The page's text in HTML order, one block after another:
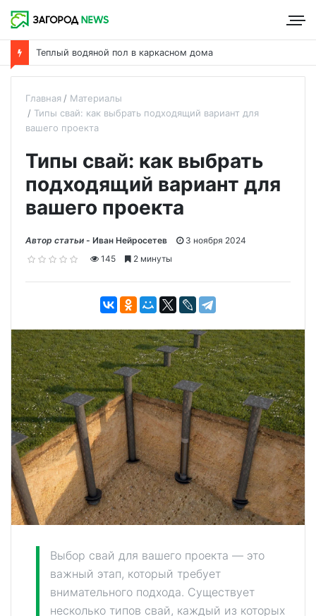
Теплый водяной пол в каркасном дома
Главная
Материалы
Типы свай: как выбрать подходящий вариант для
вашего проекта
Типы свай: как выбрать
подходящий вариант для
вашего проекта
Автор статьи - Иван Нейросетев
3 ноября 2024
145
2 минуты
Выбор свай для вашего проекта — это
важный этап, который требует
внимательного подхода. Существует
несколько типов свай, каждый из которых